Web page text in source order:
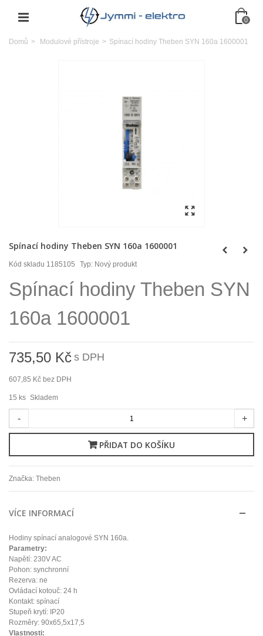
0
Domů > Modulové přístroje > Spínací hodiny Theben SYN 160a 1600001
Spínací hodiny Theben SYN 160a 1600001
Kód skladu 1185105 Typ: Nový produkt
Spínací hodiny Theben SYN
160a 1600001
735,50 Kč s DPH
607,85 Kč bez DPH
15 ks Skladem
- +
PŘIDAT DO KOŠÍKU
Značka: Theben
VÍCE INFORMACÍ
Hodiny spínací analogové SYN 160a.
Parametry:
Napětí: 230V AC
Pohon: synchronní
Rezerva: ne
Ovládací kotouč: 24 h
Kontakt: spínací
Stupeň krytí: IP20
Rozměry: 90x65,5x17,5
Vlastnosti: